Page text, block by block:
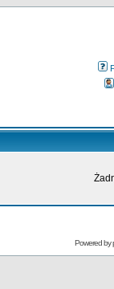
Powered by